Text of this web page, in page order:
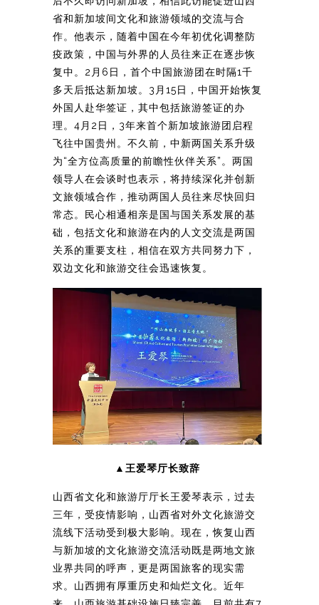
省和新加坡间文化和旅游领域的交流与合
作。他表示，随着中国在今年初优化调整防
疫政策，中国与外界的人员往来正在逐步恢
复中。2月6日，首个中国旅游团在时隔1千
多天后抵达新加坡。3月15日，中国开始恢复
外国人赴华签证，其中包括旅游签证的办
理。4月2日，3年来首个新加坡旅游团启程
飞往中国贵州。不久前，中新两国关系升级
为“全方位高质量的前瞻性伙伴关系”。两国
领导人在会谈时也表示，将持续深化并创新
文旅领域合作，推动两国人员往来尽快回归
常态。民心相通相亲是国与国关系发展的基
础，包括文化和旅游在内的人文交流是两国
关系的重要支柱，相信在双方共同努力下，
双边文化和旅游交往会迅速恢复。
▲王爱琴厅长致辞
山西省文化和旅游厅厅长王爱琴表示，过去
三年，受疫情影响，山西省对外文化旅游交
流线下活动受到极大影响。现在，恢复山西
与新加坡的文化旅游交流活动既是两地文旅
业界共同的呼声，更是两国旅客的现实需
求。山西拥有厚重历史和灿烂文化。近年